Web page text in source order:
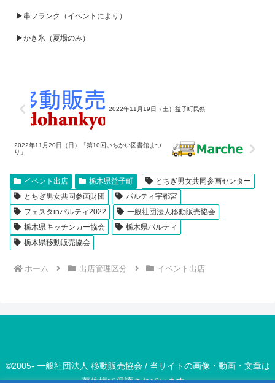
▶串フランク（イベントにより）
▶かき氷（夏場のみ）
2022年11月19日（土）益子町民祭
2022年11月20日（日）「第10回いちかい図書館まつ
り」
イベント出店 栃木県益子町
とちぎ男女共同参画センター
とちぎ男女共同参画財団
パルティ宇都宮
フェスタinパルティ2022
一般社団法人移動販売協会
栃木県キッチンカー協会
栃木県パルティ
栃木県移動販売協会
ホーム 出店管理区分 イベント出店
©2005- 一般社団法人 移動販売協会 / 当サイトの画像・動画・文章は